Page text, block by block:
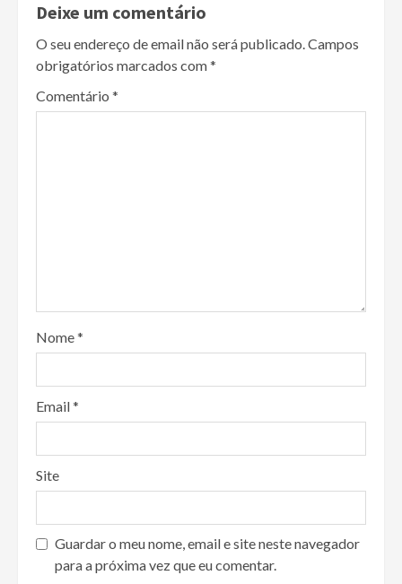
Deixe um comentário
O seu endereço de email não será publicado.Campos
obrigatórios marcados com*
Comentário *
Nome*
Email*
Site
Guardar o meu nome, email e site neste navegador
para a próxima vez que eu comentar.